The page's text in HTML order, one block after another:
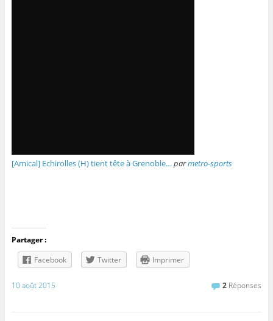
[Amical] Echirolles (H) tient tête à Grenoble…parmetro-sports
Partager :
Facebook
Twitter Imprimer
10 août 2015 2 Réponses